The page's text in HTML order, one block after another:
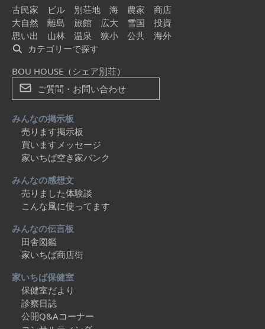
古民家
ビル 別荘地 海 農家
商店
大自然
離島 旅館 広大 雪国
投資
思い出
山林 温泉 狭小 公共
海外
カテゴリーで探す
BOU HOUSE（シェア別荘）
ご質問・お問い合わせ
みんなの掲示板
売ります掲示板
買いますメッセージ
家いちば空き家バンク
みんなの感想文
売りました体験談
こんな風に使ってます
みんなの伝言板
田舎図鑑
家いちば商店街
家いちば保健室
保健室だより
診察日誌
公開Q&Aコーナー